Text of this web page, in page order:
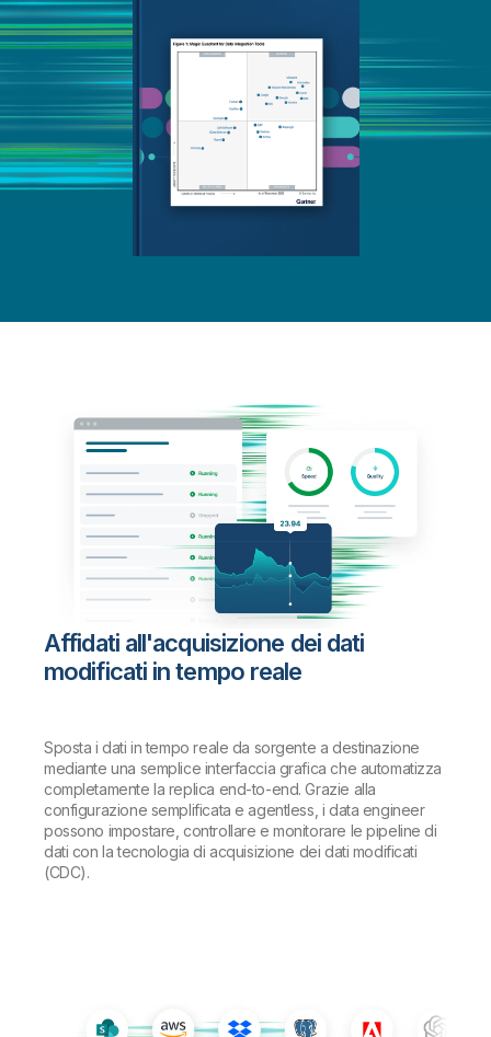
Affidati all'acquisizione dei dati
modificati in tempo reale
Sposta i dati in tempo reale da sorgente a destinazione
mediante una semplice interfaccia grafica che automatizza
completamente la replica end-to-end. Grazie alla
configurazione semplificata e agentless, i data engineer
possono impostare, controllare e monitorare le pipeline di
dati con la tecnologia di acquisizione dei dati modificati
(CDC).